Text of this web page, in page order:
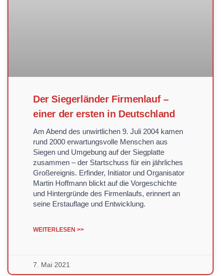
Der Siegerländer Firmenlauf –
einer der ersten in Deutschland
Am Abend des unwirtlichen 9. Juli 2004 kamen
rund 2000 erwartungsvolle Menschen aus
Siegen und Umgebung auf der Siegplatte
zusammen – der Startschuss für ein jährliches
Großereignis. Erfinder, Initiator und Organisator
Martin Hoffmann blickt auf die Vorgeschichte
und Hintergründe des Firmenlaufs, erinnert an
seine Erstauflage und Entwicklung.
WEITERLESEN >>
7. Mai 2021